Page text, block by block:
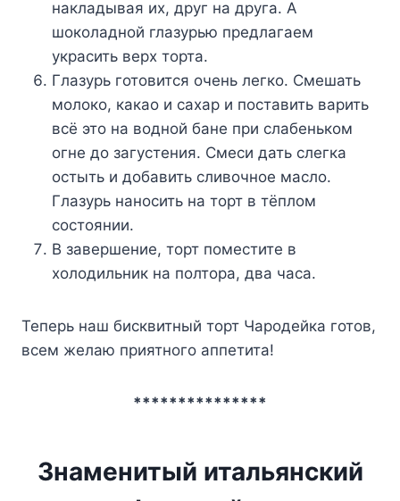
накладывая их, друг на друга. А
шоколадной глазурью предлагаем
украсить верх торта.
Глазурь готовится очень легко. Смешать
молоко, какао и сахар и поставить варить
всё это на водной бане при слабеньком
огне до загустения. Смеси дать слегка
остыть и добавить сливочное масло.
Глазурь наносить на торт в тёплом
состоянии.
В завершение, торт поместите в
холодильник на полтора, два часа.
Теперь наш бисквитный торт Чародейка готов,
всем желаю приятного аппетита!
***************
Знаменитый итальянский